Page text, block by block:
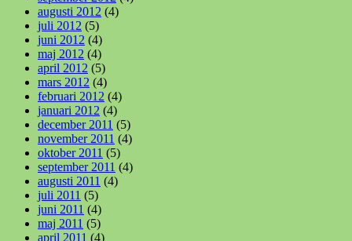
augusti 2012 (4)
juli 2012 (5)
juni 2012 (4)
maj 2012 (4)
april 2012 (5)
mars 2012 (4)
februari 2012 (4)
januari 2012 (4)
december 2011 (5)
november 2011 (4)
oktober 2011 (5)
september 2011 (4)
augusti 2011 (4)
juli 2011 (5)
juni 2011 (4)
maj 2011 (5)
april 2011 (4)